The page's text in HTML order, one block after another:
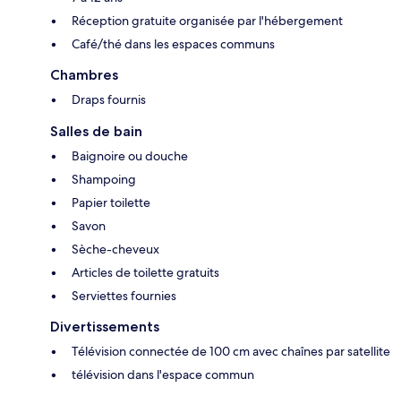
Réception gratuite organisée par l'hébergement
Café/thé dans les espaces communs
Chambres
Draps fournis
Salles de bain
Baignoire ou douche
Shampoing
Papier toilette
Savon
Sèche-cheveux
Articles de toilette gratuits
Serviettes fournies
Divertissements
Télévision connectée de 100 cm avec chaînes par satellite
télévision dans l'espace commun